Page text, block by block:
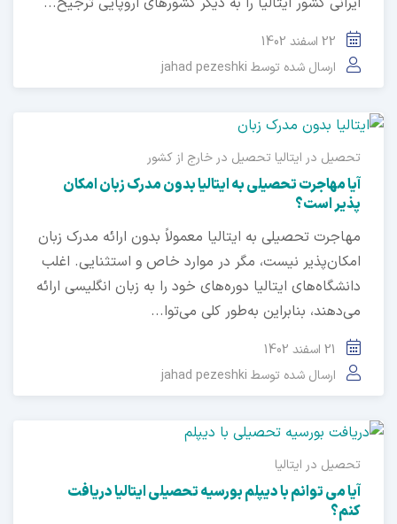
22 اسفند 1402
ارسال شده توسطjahad pezeshki
تحصیل در ایتالیاتحصیل در خارج از کشور
آیا مهاجرت تحصیلی به ایتالیا بدون مدرک زبان امکان
پذیر است؟
مهاجرت تحصیلی به ایتالیا معمولاً بدون ارائه مدرک زبان
امکان‌پذیر نیست، مگر در موارد خاص و استثنایی. اغلب
دانشگاه‌های ایتالیا دوره‌های خود را به زبان انگلیسی ارائه
می‌دهند، بنابراین به‌طور کلی می‌توا...
21 اسفند 1402
ارسال شده توسطjahad pezeshki
تحصیل در ایتالیا
آیا می توانم با دیپلم بورسیه تحصیلی ایتالیا دریافت
کنم؟